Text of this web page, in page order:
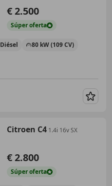
€ 2.500
Súperoferta
Diésel 80 kW (109 CV)
Citroen C4 1.4i 16v SX
€ 2.800
Súperoferta